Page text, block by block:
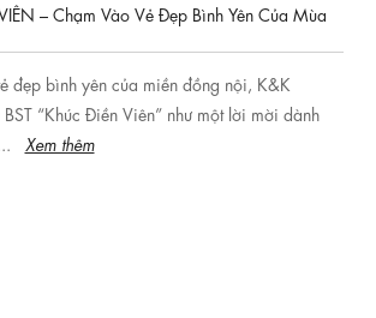
– Chạm Vào Vẻ Đẹp Bình Yên Của Mùa
đẹp bình yên của miền đồng nội, K&K
“Khúc Điền Viên” như một lời mời dành
Xem thêm